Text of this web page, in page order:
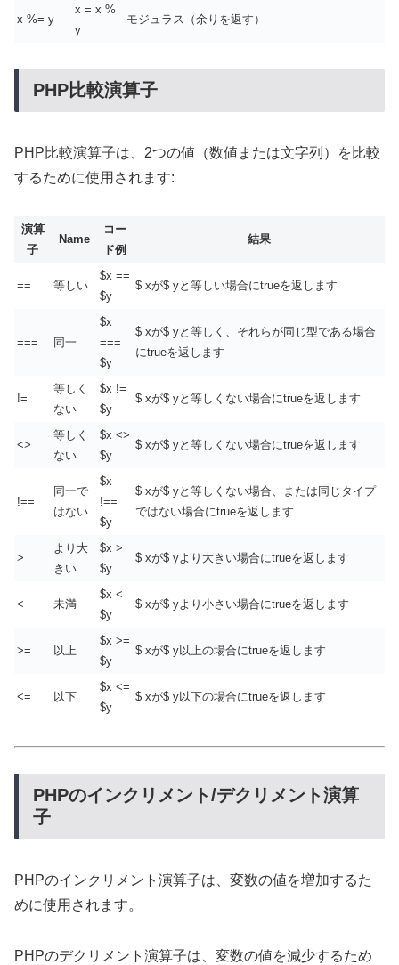
x %= y
x = x %
y
モジュラス（余りを返す）
PHP比較演算子
PHP比較演算子は、2つの値（数値または文字列）を比較
するために使用されます:
演算
子
Name
コー
ド例
結果
== 等しい
$x ==
$y
$ xが$ yと等しい場合にtrueを返します
=== 同一
$x
===
$y
$ xが$ yと等しく、それらが同じ型である場合
にtrueを返します
!=
等しく
ない
$x !=
$y
$ xが$ yと等しくない場合にtrueを返します
<>
等しく
ない
$x <>
$y
$ xが$ yと等しくない場合にtrueを返します
!==
同一で
はない
$x
!==
$y
$ xが$ yと等しくない場合、または同じタイプ
ではない場合にtrueを返します
>
より大
きい
$x >
$y
$ xが$ yより大きい場合にtrueを返します
< 未満
$x <
$y
$ xが$ yより小さい場合にtrueを返します
>= 以上
$x >=
$y
$ xが$ y以上の場合にtrueを返します
<= 以下
$x <=
$y
$ xが$ y以下の場合にtrueを返します
PHPのインクリメント/デクリメント演算
子
PHPのインクリメント演算子は、変数の値を増加するた
めに使用されます。
PHPのデクリメント演算子は、変数の値を減少するため